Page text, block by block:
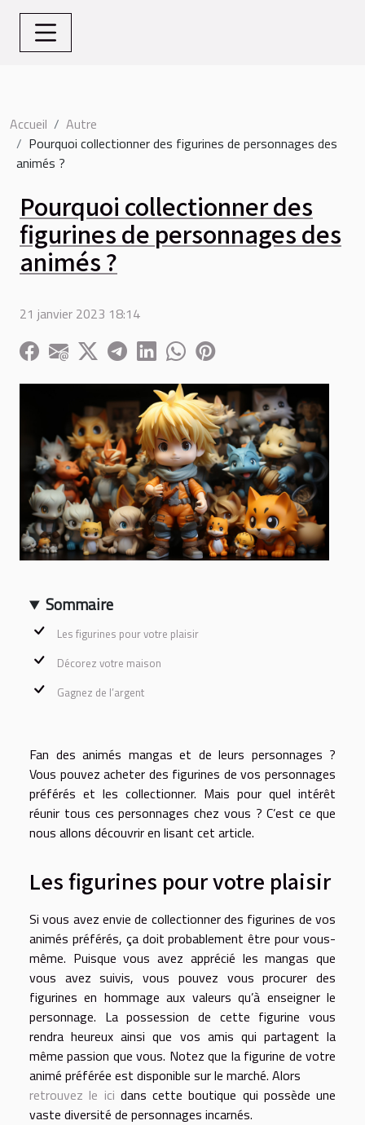
Accueil
Autre
Pourquoi collectionner des figurines de personnages des
animés ?
Pourquoi collectionner des
figurines de personnages des
animés ?
21 janvier 2023 18:14
Sommaire
Les figurines pour votre plaisir
Décorez votre maison
Gagnez de l’argent
Fan des animés mangas et de leurs personnages ?
Vous pouvez acheter des figurines de vos personnages
préférés et les collectionner. Mais pour quel intérêt
réunir tous ces personnages chez vous ? C’est ce que
nous allons découvrir en lisant cet article.
Les figurines pour votre plaisir
Si vous avez envie de collectionner des figurines de vos
animés préférés, ça doit probablement être pour vous-
même. Puisque vous avez apprécié les mangas que
vous avez suivis, vous pouvez vous procurer des
figurines en hommage aux valeurs qu’à enseigner le
personnage. La possession de cette figurine vous
rendra heureux ainsi que vos amis qui partagent la
même passion que vous. Notez que la figurine de votre
animé préférée est disponible sur le marché. Alors
retrouvez le ici dans cette boutique qui possède une
vaste diversité de personnages incarnés.